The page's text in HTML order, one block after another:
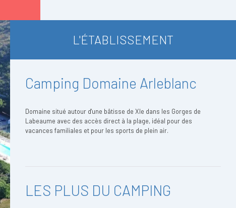
L'ÉTABLISSEMENT
Camping Domaine Arleblanc
Domaine situé autour d'une bâtisse de XIe dans les Gorges de
Labeaume avec des accès direct à la plage, idéal pour des
vacances familiales et pour les sports de plein air.
LES PLUS DU CAMPING